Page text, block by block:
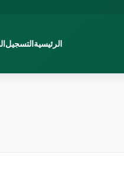
الرئيسية التسجيل